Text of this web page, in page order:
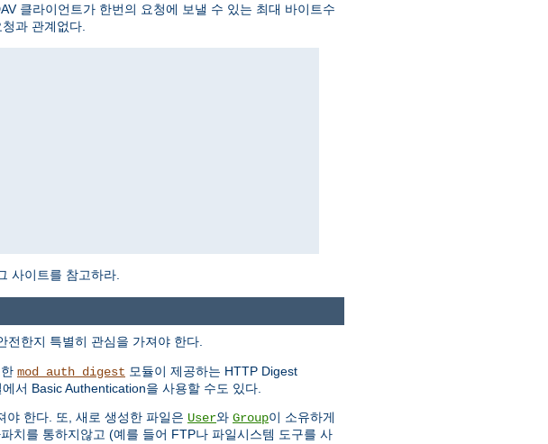
클라이언트가 한번의 요청에 보낼 수 있는 최대 바이트수
과 관계없다.
사이트를 참고하라.
전한지 특별히 관심을 가져야 한다.
mod_auth_digest 모듈이 제공하는 HTTP Digest
서 Basic Authentication을 사용할 수도 있다.
야 한다. 또, 새로 생성한 파일은 User와 Group이 소유하게
치를 통하지않고 (예를 들어 FTP나 파일시스템 도구를 사